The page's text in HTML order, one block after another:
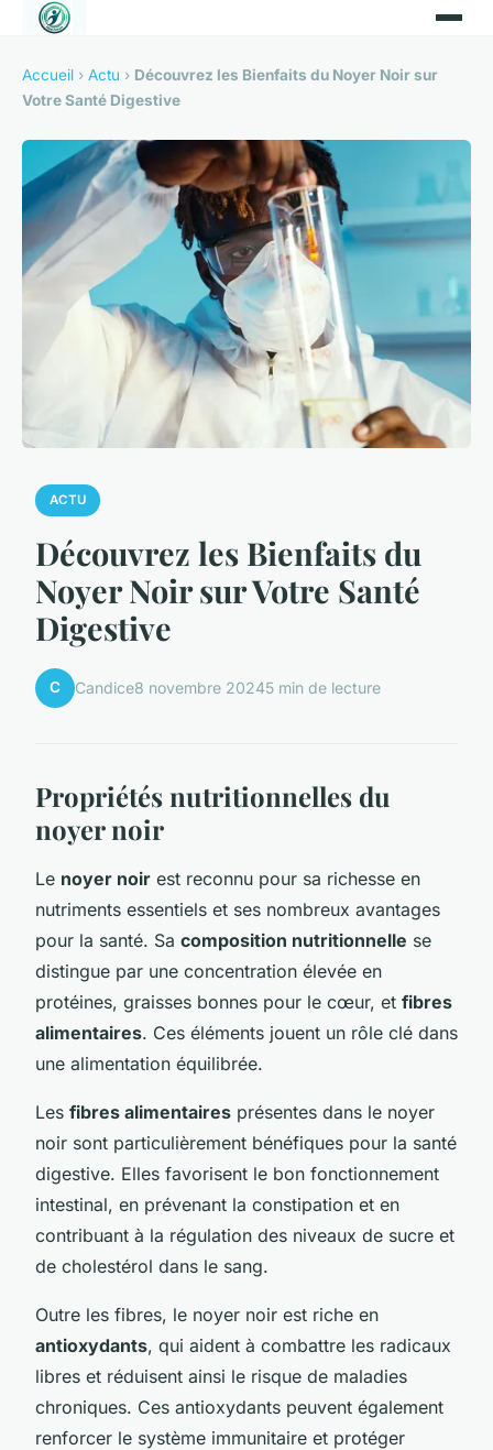
Accueil › Actu › Découvrez les Bienfaits du Noyer Noir sur
Votre Santé Digestive
ACTU
Découvrez les Bienfaits du
Noyer Noir sur Votre Santé
Digestive
C Candice8 novembre 20245 min de lecture
Propriétés nutritionnelles du
noyer noir
Le noyer noir est reconnu pour sa richesse en
nutriments essentiels et ses nombreux avantages
pour la santé. Sa composition nutritionnelle se
distingue par une concentration élevée en
protéines, graisses bonnes pour le cœur, et fibres
alimentaires. Ces éléments jouent un rôle clé dans
une alimentation équilibrée.
Les fibres alimentaires présentes dans le noyer
noir sont particulièrement bénéfiques pour la santé
digestive. Elles favorisent le bon fonctionnement
intestinal, en prévenant la constipation et en
contribuant à la régulation des niveaux de sucre et
de cholestérol dans le sang.
Outre les fibres, le noyer noir est riche en
antioxydants, qui aident à combattre les radicaux
libres et réduisent ainsi le risque de maladies
chroniques. Ces antioxydants peuvent également
renforcer le système immunitaire et protéger